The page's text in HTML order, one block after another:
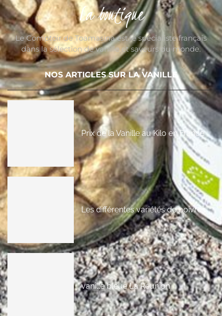
La boutique
Le Comptoir de Toamasina est le spécialiste français
dans la sélection de vanille et saveurs du monde.
NOS ARTICLES SUR LA VANILLE
Prix de la Vanille au Kilo en France
Les différentes variétés de poivres
vanille bleue La Réunion